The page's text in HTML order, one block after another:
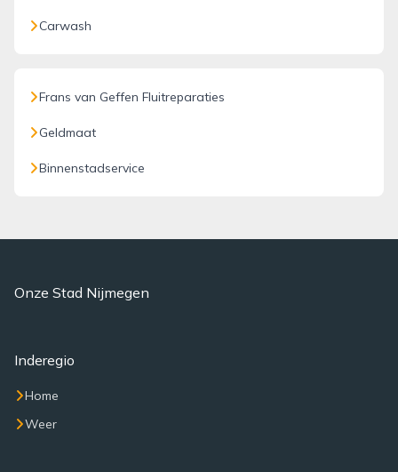
Carwash
Frans van Geffen Fluitreparaties
Geldmaat
Binnenstadservice
Onze Stad Nijmegen
Inderegio
Home
Weer